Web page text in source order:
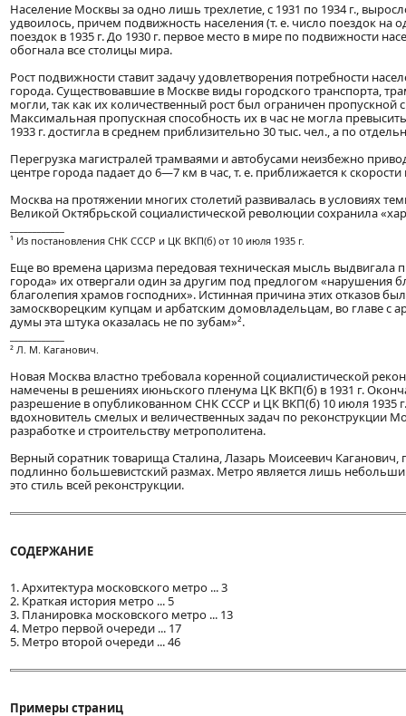
Население Москвы за одно лишь трехлетие, с 1931 по 1934 г.,
удвоилось, причем подвижность населения (т. е. число поездок на
поездок в 1935 г. До 1930 г. первое место в мире по подвижности
обогнала все столицы мира.
Рост подвижности ставит задачу удовлетворения потребности
города. Существовавшие в Москве виды городского транспорта,
могли, так как их количественный рост был ограничен
Максимальная пропускная способность их в час не могла
1933 г. достигла в среднем приблизительно 30 тыс. чел., а по
Перегрузка магистралей трамваями и автобусами неизбежно
центре города падает до 6—7 км в час, т. е. приближается к
Москва на протяжении многих столетий развивалась в условиях
Великой Октябрьской социалистической революции сохранила
¹ Из постановления СНК СССР и ЦК ВКП(б) от 10 июля 1935 г.
Еще во времена царизма передовая техническая мысль выдвигала
города» их отвергали один за другим под предлогом «нарушения
благолепия храмов господних». Истинная причина этих отказов
замоскворецким купцам и арбатским домовладельцам, во главе с
думы эта штука оказалась не по зубам»².
² Л. М. Каганович.
Новая Москва властно требовала коренной социалистической
намечены в решениях июньского пленума ЦК ВКП(б) в 1931 г.
разрешение в опубликованном СНК СССР и ЦК ВКП(б) 10 июля 1935
вдохновитель смелых и величественных задач по реконструкции
разработке и строительству метрополитена.
Верный соратник товарища Сталина, Лазарь Моисеевич Каганович,
подлинно большевистский размах. Метро является лишь
это стиль всей реконструкции.
СОДЕРЖАНИЕ
1. Архитектура московского метро ... 3
2. Краткая история метро ... 5
3. Планировка московского метро ... 13
4. Метро первой очереди ... 17
5. Метро второй очереди ... 46
Примеры страниц